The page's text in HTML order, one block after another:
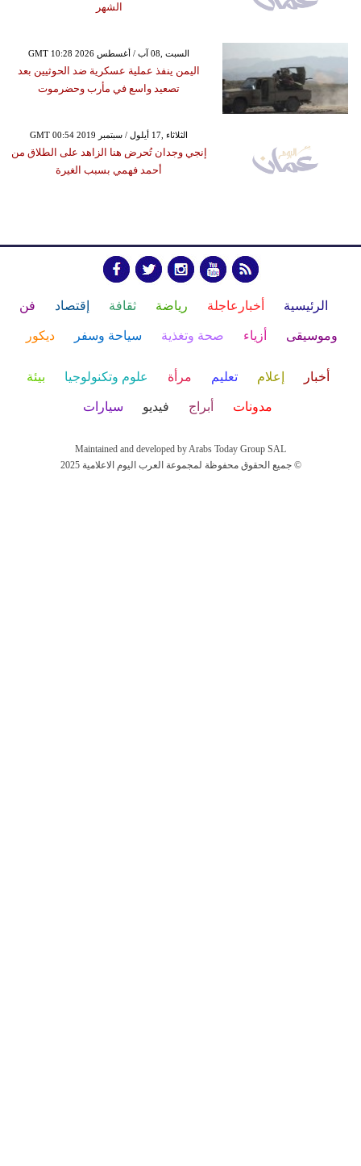
الشهر
GMT 10:28 2026 السبت ,08 آب / أغسطس
اليمن ينفذ عملية عسكرية ضد الحوثيين بعد
تصعيد واسع في مأرب وحضرموت
GMT 00:54 2019 الثلاثاء ,17 أيلول / سبتمبر
إنجي وجدان تُحرض هنا الزاهد على الطلاق من
أحمد فهمي بسبب الغيرة
الرئيسية أخبارعاجلة رياضة ثقافة إقتصاد فن
وموسيقى أزياء صحة وتغذية سياحة وسفر ديكور
أخبار إعلام تعليم مرأة علوم وتكنولوجيا بيئة
مدونات أبراج فيديو سيارات
Maintained and developed by Arabs Today Group SAL
جميع الحقوق محفوظة لمجموعة العرب اليوم الاعلامية 2025 ©